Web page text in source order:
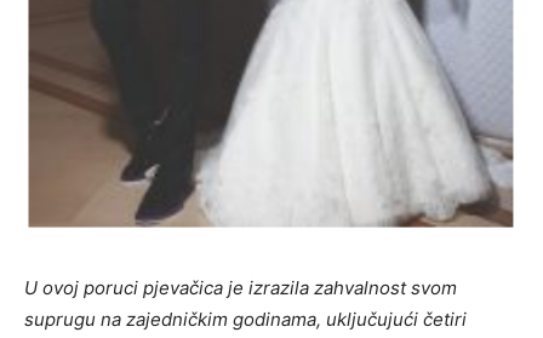
U ovoj poruci pjevačica je izrazila zahvalnost svom
suprugu na zajedničkim godinama, uključujući četiri